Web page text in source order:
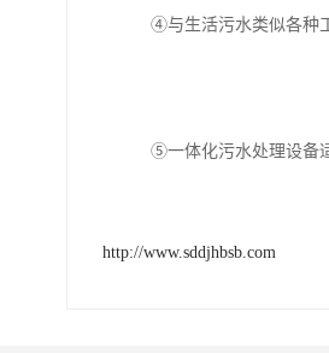
④与生活污水类似各种
⑤一体化污水处理设备
http://www.sddjhbsb.com